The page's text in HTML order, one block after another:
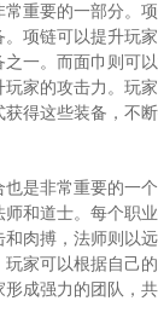
重要的一部分。
项链可以提升玩
一。而面巾则可
家的攻击力。玩家
得这些装备，不
是非常重要的一
和道士。每个职
肉搏，法师则以
家可以根据自己
成强力的团队，共